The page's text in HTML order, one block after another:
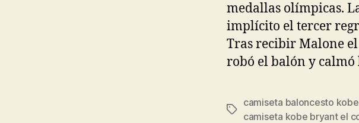
medallas olímpicas.
implícito el tercer
Tras recibir Malone
robó el balón y calmó
Etiquetas
camiseta baloncesto
camiseta kobe bryant el